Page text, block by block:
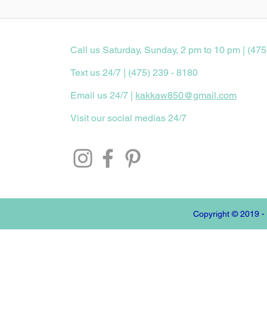
Call us Saturday, Sunday, 2 pm to 10 pm |
Text us 24/7 | (475) 239 - 8180
Email us 24/7 | kakkaw850@gmail.com
Visit our social medias 24/7
Copyright © 2019 -